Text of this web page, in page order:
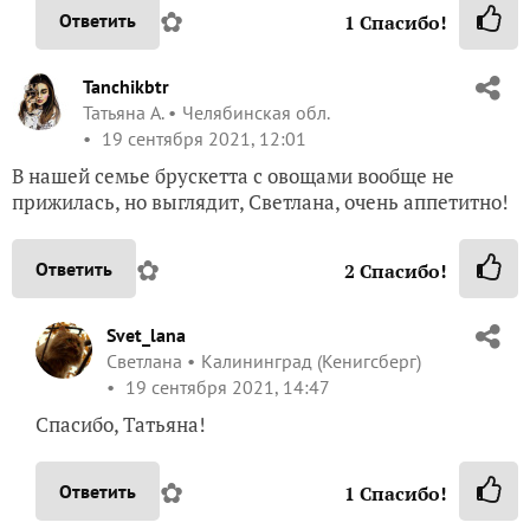
Ответить ✿ 1 Спасибо!
Tanchikbtr
Татьяна А.
Челябинская обл.
19 сентября 2021, 12:01
В нашей семье брускетта с овощами вообще не
прижилась, но выглядит, Светлана, очень аппетитно!
Ответить ✿ 2 Спасибо!
Svet_lana
Светлана
Калининград (Кенигсберг)
19 сентября 2021, 14:47
Спасибо, Татьяна!
Ответить ✿ 1 Спасибо!